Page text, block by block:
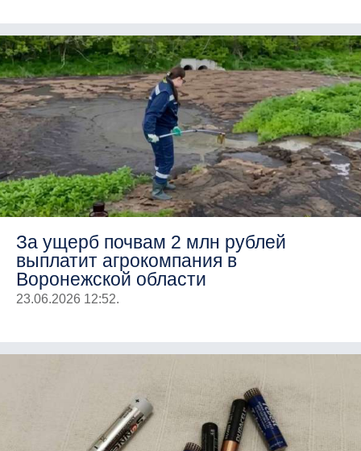
За ущерб почвам 2 млн рублей
выплатит агрокомпания в
Воронежской области
23.06.2026 12:52.